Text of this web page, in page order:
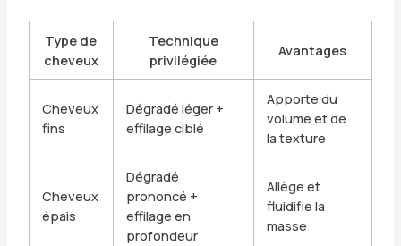
Type de
cheveux
Technique
privilégiée
Avantages
Cheveux
fins
Dégradé léger +
effilage ciblé
Apporte du
volume et de
la texture
Cheveux
épais
Dégradé
prononcé +
effilage en
profondeur
Allège et
fluidifie la
masse